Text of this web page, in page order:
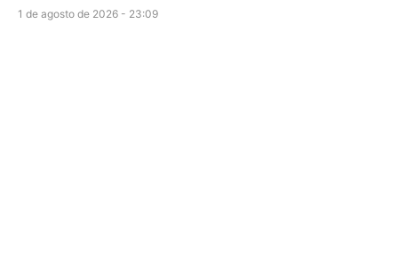
1 de agosto de 2026 - 23:09